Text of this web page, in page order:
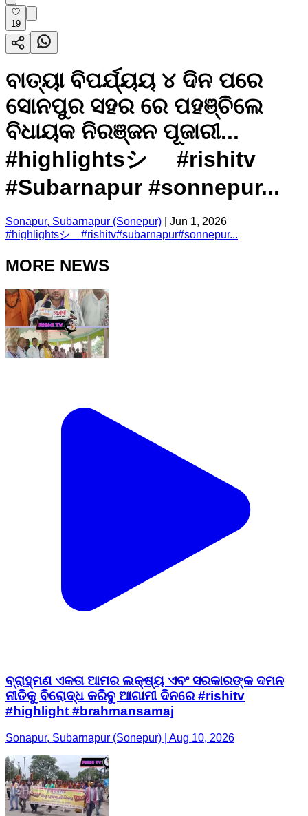
19
ବାତ୍ୟା ବିପର୍ଯ୍ୟୟ ୪ ଦିନ ପରେ
ସୋନପୁର ସହର ରେ ପହଞ୍ଚିଲେ
ବିଧାୟକ ନିରଞ୍ଜନ ପୂଜାରୀ...
#highlightsシ゚ #rishitv
#Subarnapur #sonnepur...
Sonapur, Subarnapur (Sonepur)
Jun 1, 2026
#highlightsシ゚ #rishitv#subarnapur#sonnepur...
MORE NEWS
ବ୍ରାହ୍ମଣ ଏକତା ଆମର ଲକ୍ଷ୍ୟ ଏବଂ ସରକାରଙ୍କ ଦମନ
ନୀତିକୁ ବିରୋଦ୍ଧ କରିବୁ ଆଗାମୀ ଦିନରେ #rishitv
#highlight #brahmansamaj
Sonapur, Subarnapur (Sonepur) | Aug 10, 2026